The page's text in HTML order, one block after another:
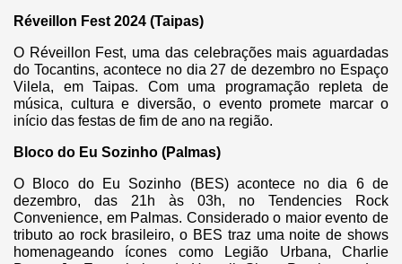
Réveillon Fest 2024 (Taipas)
O Réveillon Fest, uma das celebrações mais aguardadas
do Tocantins, acontece no dia 27 de dezembro no Espaço
Vilela, em Taipas. Com uma programação repleta de
música, cultura e diversão, o evento promete marcar o
início das festas de fim de ano na região.
Bloco do Eu Sozinho (Palmas)
O Bloco do Eu Sozinho (BES) acontece no dia 6 de
dezembro, das 21h às 03h, no Tendencies Rock
Convenience, em Palmas. Considerado o maior evento de
tributo ao rock brasileiro, o BES traz uma noite de shows
homenageando ícones como Legião Urbana, Charlie